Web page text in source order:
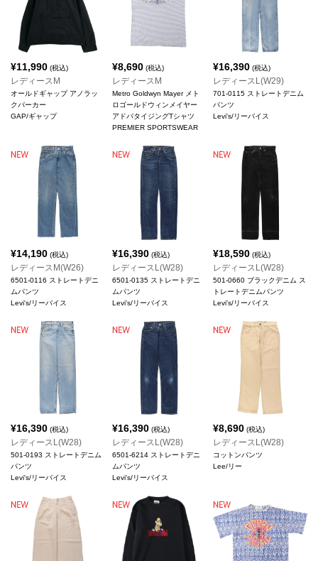
¥11,990 (税込)
レディースM
オールドギャップ アノラッ
クパーカー
GAP/ギャップ
¥8,690(税込)
レディースM
Metro Goldwyn Mayer メト
ロゴールドウィンメイヤー
アドバタイジングTシャツ
PREMIER SPORTSWEAR
¥16,390 (税込)
レディースL(W29)
701-0115 ストレートデニム
パンツ
Levi's/リーバイス
¥14,190 (税込)
レディースM(W26)
6501-0116 ストレートデニ
ムパンツ
Levi's/リーバイス
¥16,390(税込)
レディースL(W28)
6501-0135 ストレートデニ
ムパンツ
Levi's/リーバイス
¥18,590 (税込)
レディースL(W28)
501-0660 ブラックデニム ス
トレートデニムパンツ
Levi's/リーバイス
¥16,390 (税込)
レディースL(W28)
501-0193 ストレートデニム
パンツ
Levi's/リーバイス
¥16,390(税込)
レディースL(W28)
6501-6214 ストレートデニ
ムパンツ
Levi's/リーバイス
¥8,690 (税込)
レディースL(W28)
コットンパンツ
Lee/リー